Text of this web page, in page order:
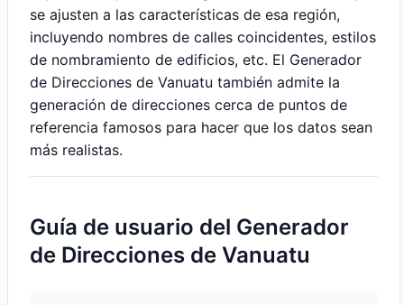
se ajusten a las características de esa región,
incluyendo nombres de calles coincidentes, estilos
de nombramiento de edificios, etc. El Generador
de Direcciones de Vanuatu también admite la
generación de direcciones cerca de puntos de
referencia famosos para hacer que los datos sean
más realistas.
Guía de usuario del Generador
de Direcciones de Vanuatu